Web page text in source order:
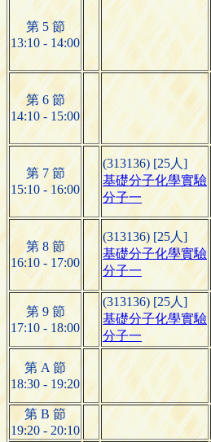
第 5 節
13:10 - 14:00
第 6 節
14:10 - 15:00
第 7 節
15:10 - 16:00
(313136) [25人]
基礎分子化學實驗
分子一
第 8 節
16:10 - 17:00
(313136) [25人]
基礎分子化學實驗
分子一
第 9 節
17:10 - 18:00
(313136) [25人]
基礎分子化學實驗
分子一
第 A 節
18:30 - 19:20
第 B 節
19:20 - 20:10